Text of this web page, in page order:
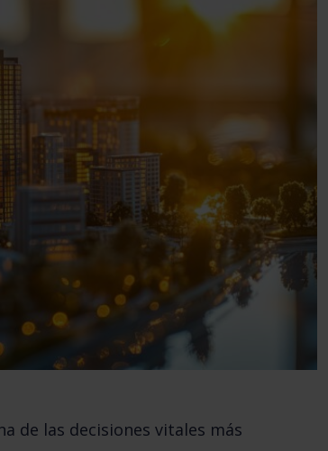
de las decisiones vitales más